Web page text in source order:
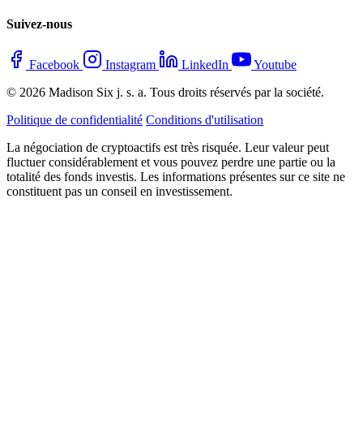
Suivez-nous
Facebook Instagram LinkedIn
Youtube
© 2026 Madison Six j. s. a. Tous droits réservés par la société.
Politique de confidentialité Conditions d'utilisation
La négociation de cryptoactifs est très risquée. Leur valeur peut
fluctuer considérablement et vous pouvez perdre une partie ou la
totalité des fonds investis. Les informations présentes sur ce site ne
constituent pas un conseil en investissement.